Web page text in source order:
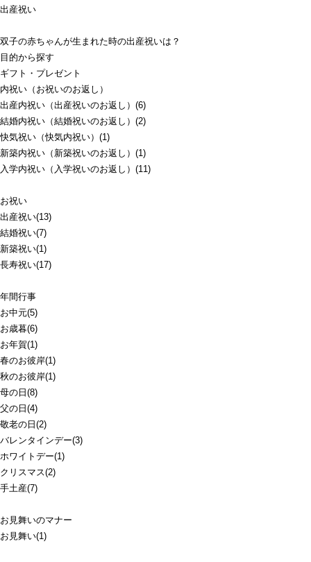
出産祝い
双子の赤ちゃんが生まれた時の出産祝いは？
目的から探す
ギフト・プレゼント
内祝い（お祝いのお返し）
出産内祝い（出産祝いのお返し）(6)
結婚内祝い（結婚祝いのお返し）(2)
快気祝い（快気内祝い）(1)
新築内祝い（新築祝いのお返し）(1)
入学内祝い（入学祝いのお返し）(11)
お祝い
出産祝い(13)
結婚祝い(7)
新築祝い(1)
長寿祝い(17)
年間行事
お中元(5)
お歳暮(6)
お年賀(1)
春のお彼岸(1)
秋のお彼岸(1)
母の日(8)
父の日(4)
敬老の日(2)
バレンタインデー(3)
ホワイトデー(1)
クリスマス(2)
手土産(7)
お見舞いのマナー
お見舞い(1)